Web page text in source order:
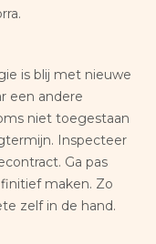
is blij met nieuwe
een andere
niet toegestaan
Inspecteer
Ga pas
maken. Zo
zelf in de hand.